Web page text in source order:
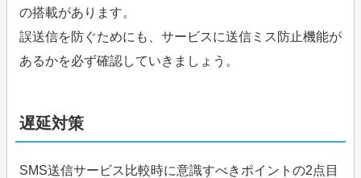
の搭載があります。
誤送信を防ぐためにも、サービスに送信ミス防止機能が
あるかを必ず確認していきましょう。
遅延対策
SMS送信サービス比較時に意識すべきポイントの2点目